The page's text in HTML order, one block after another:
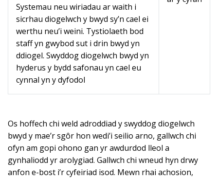
Systemau neu wiriadau ar waith i
sicrhau diogelwch y bwyd sy’n cael ei
werthu neu’i weini. Tystiolaeth bod
staff yn gwybod sut i drin bwyd yn
ddiogel. Swyddog diogelwch bwyd yn
hyderus y bydd safonau yn cael eu
cynnal yn y dyfodol
Os hoffech chi weld adroddiad y swyddog diogelwch
bwyd y mae’r sgôr hon wedi’i seilio arno, gallwch chi
ofyn am gopi ohono gan yr awdurdod lleol a
gynhaliodd yr arolygiad. Gallwch chi wneud hyn drwy
anfon e-bost i’r cyfeiriad isod. Mewn rhai achosion,